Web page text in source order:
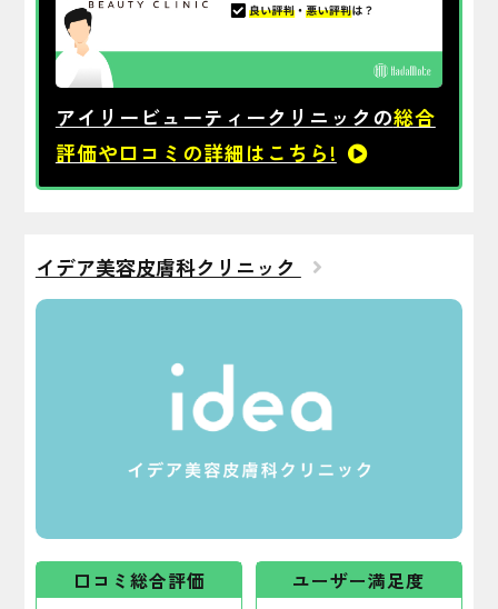
アイリービューティークリニックの総合
評価や口コミの詳細はこちら!
イデア美容皮膚科クリニック
口コミ総合評価 ユーザー満足度